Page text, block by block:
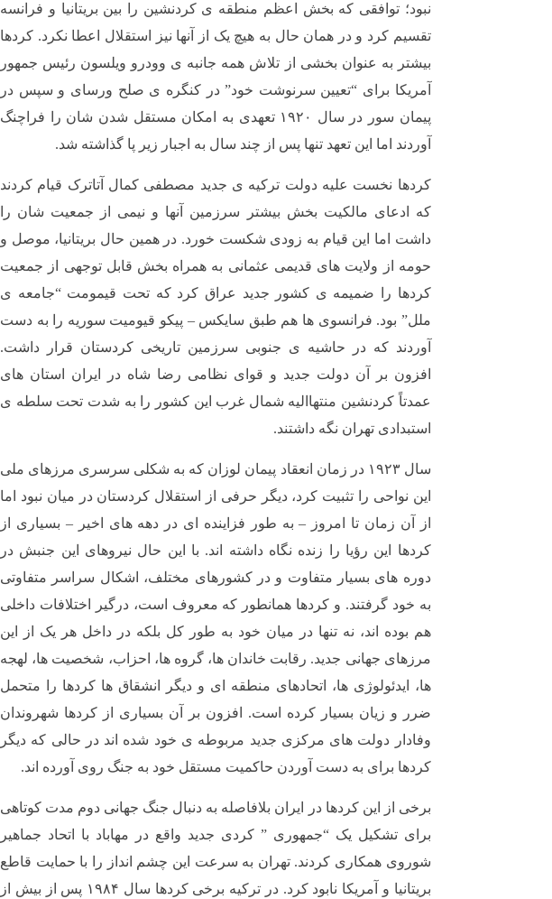
نبود؛ توافقی که بخش اعظم منطقه ی کردنشین را بین بریتانیا و فرانسه
تقسیم کرد و در همان حال به هیچ یک از آنها نیز استقلال اعطا نکرد. کردها
بیشتر به عنوان بخشی از تلاش همه جانبه ی وودرو ویلسون رئیس جمهور
آمریکا برای “تعیین سرنوشت خود” در کنگره ی صلح ورسای و سپس در
پیمان سور در سال ۱۹۲۰ تعهدی به امکان مستقل شدن شان را فراچنگ
آوردند اما این تعهد تنها پس از چند سال به اجبار زیر پا گذاشته شد.
کردها نخست علیه دولت ترکیه ی جدید مصطفی کمال آتاترک قیام کردند
که ادعای مالکیت بخش بیشتر سرزمین آنها و نیمی از جمعیت شان را
داشت اما این قیام به زودی شکست خورد. در همین حال بریتانیا، موصل و
حومه از ولایت های قدیمی عثمانی به همراه بخش قابل توجهی از جمعیت
کردها را ضمیمه ی کشور جدید عراق کرد که تحت قیمومت “جامعه ی
ملل” بود. فرانسوی ها هم طبق سایکس – پیکو قیومیت سوریه را به دست
آوردند که در حاشیه ی جنوبی سرزمین تاریخی کردستان قرار داشت.
افزون بر آن دولت جدید و قوای نظامی رضا شاه در ایران استان های
عمدتاً کردنشین منتهاالیه شمال غرب این کشور را به شدت تحت سلطه ی
استبدادی تهران نگه داشتند.
سال ۱۹۲۳ در زمان انعقاد پیمان لوزان که به شکلی سرسری مرزهای ملی
این نواحی را تثبیت کرد، دیگر حرفی از استقلال کردستان در میان نبود اما
از آن زمان تا امروز – به طور فزاینده ای در دهه های اخیر – بسیاری از
کردها این رؤیا را زنده نگاه داشته اند. با این حال نیروهای این جنبش در
دوره های بسیار متفاوت و در کشورهای مختلف، اشکال سراسر متفاوتی
به خود گرفتند. و کردها همانطور که معروف است، درگیر اختلافات داخلی
هم بوده اند، نه تنها در میان خود به طور کل بلکه در داخل هر یک از این
مرزهای جهانی جدید. رقابت خاندان ها، گروه ها، احزاب، شخصیت ها، لهجه
ها، ایدئولوژی ها، اتحادهای منطقه ای و دیگر انشقاق ها کردها را متحمل
ضرر و زیان بسیار کرده است. افزون بر آن بسیاری از کردها شهروندان
وفادار دولت های مرکزی جدید مربوطه ی خود شده اند در حالی که دیگر
کردها برای به دست آوردن حاکمیت مستقل خود به جنگ روی آورده اند.
برخی از این کردها در ایران بلافاصله به دنبال جنگ جهانی دوم مدت کوتاهی
برای تشکیل یک “جمهوری ” کردی جدید واقع در مهاباد با اتحاد جماهیر
شوروی همکاری کردند. تهران به سرعت این چشم انداز را با حمایت قاطع
بریتانیا و آمریکا نابود کرد. در ترکیه برخی کردها سال ۱۹۸۴ پس از بیش از